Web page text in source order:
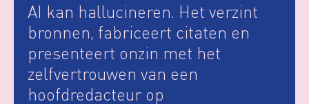
AI kan hallucineren. Het verzint
bronnen, fabriceert citaten en
presenteert onzin met het
zelfvertrouwen van een
hoofdredacteur op